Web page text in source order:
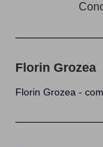
Florin Grozea
Florin Grozea -